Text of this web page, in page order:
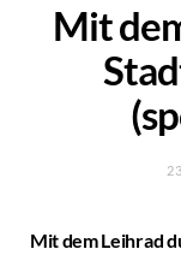
Mit
Mit dem Leihrad